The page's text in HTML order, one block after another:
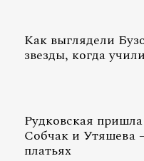
Как выглядели
звезды, когда
Рудковская
Собчак и Утяшева
платьях